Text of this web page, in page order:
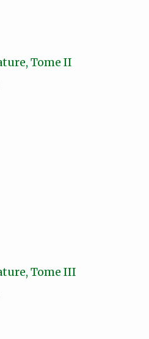
Tome II
Tome III